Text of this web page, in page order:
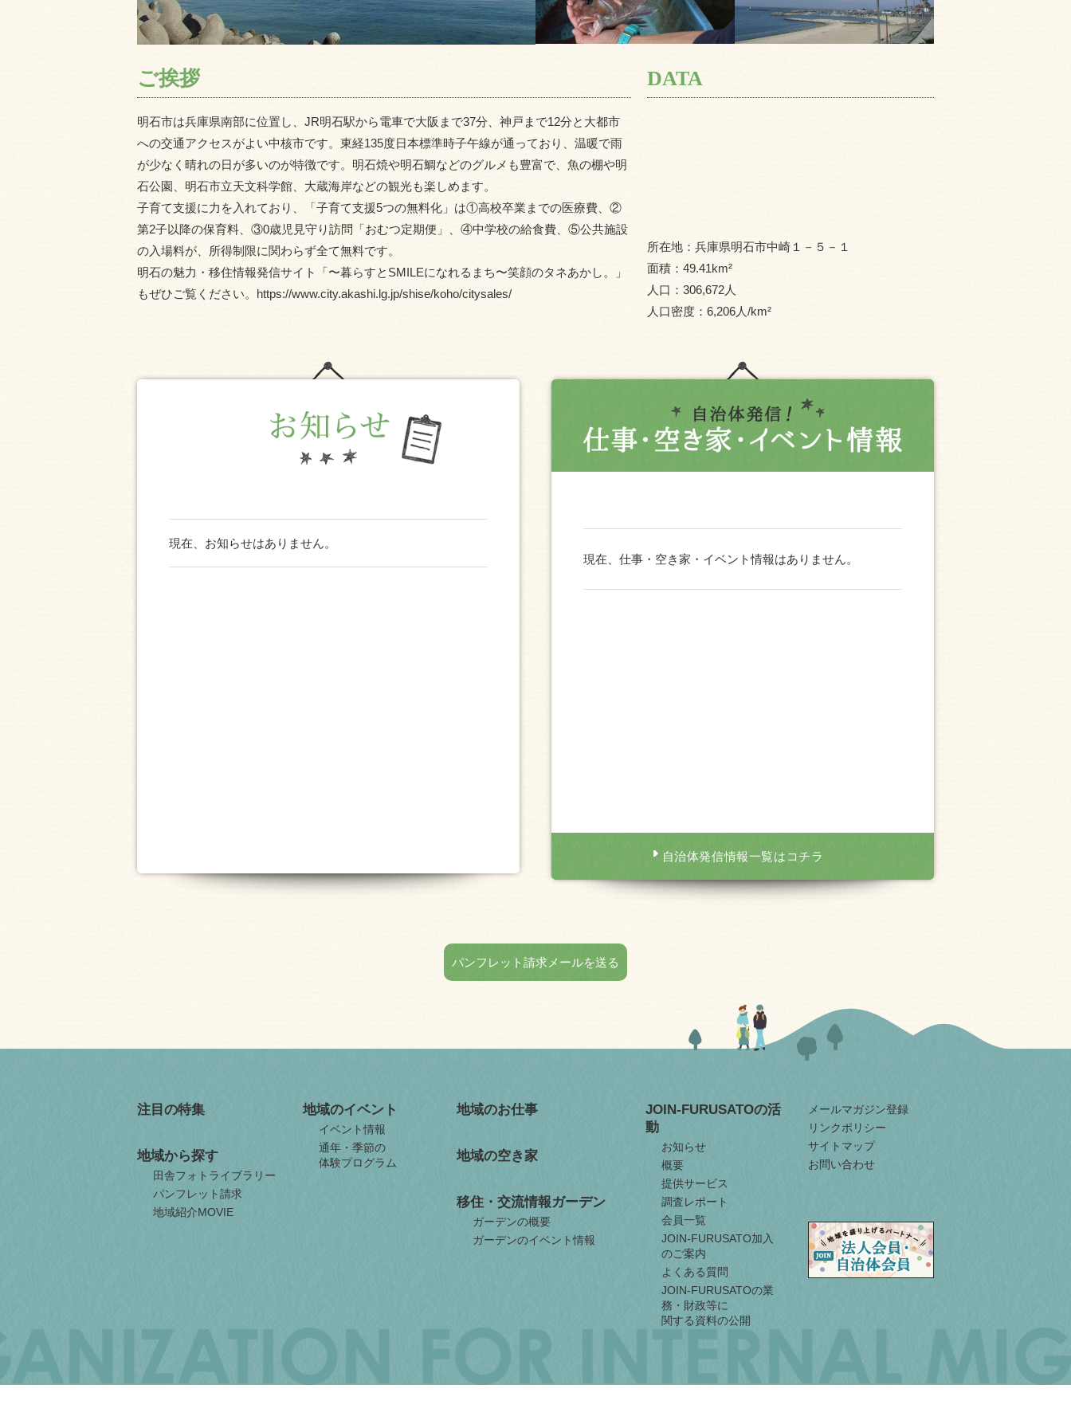
ご挨拶
明石市は兵庫県南部に位置し、JR明石駅から電車で大阪まで37分、神戸まで12分と大都市
への交通アクセスがよい中核市です。東経135度日本標準時子午線が通っており、温暖で雨
が少なく晴れの日が多いのが特徴です。明石焼や明石鯛などのグルメも豊富で、魚の棚や明
石公園、明石市立天文科学館、大蔵海岸などの観光も楽しめます。
子育て支援に力を入れており、「子育て支援5つの無料化」は①高校卒業までの医療費、②
第2子以降の保育料、③0歳児見守り訪問「おむつ定期便」、④中学校の給食費、⑤公共施設
の入場料が、所得制限に関わらず全て無料です。
明石の魅力・移住情報発信サイト「〜暮らすとSMILEになれるまち〜笑顔のタネあかし。」
もぜひご覧ください。https://www.city.akashi.lg.jp/shise/koho/citysales/
DATA
所在地： 兵庫県明石市中崎１－５－１
面積： 49.41km²
人口： 306,672人
人口密度： 6,206人/km²
現在、お知らせはありません。
現在、仕事・空き家・イベント情報はありません。
自治体発信情報一覧はコチラ
パンフレット請求メールを送る
注目の特集
地域から探す
田舎フォトライブラリー
パンフレット請求
地域紹介MOVIE
地域のイベント
イベント情報
通年・季節の
体験プログラム
地域のお仕事
地域の空き家
移住・交流情報ガーデン
ガーデンの概要
ガーデンのイベント情報
JOIN-FURUSATOの活
動
お知らせ
概要
提供サービス
調査レポート
会員一覧
JOIN-FURUSATO加入
のご案内
よくある質問
JOIN-FURUSATOの業
務・財政等に
関する資料の公開
メールマガジン登録
リンクポリシー
サイトマップ
お問い合わせ
JAPAN
ORGANIZATION
INTERNAL